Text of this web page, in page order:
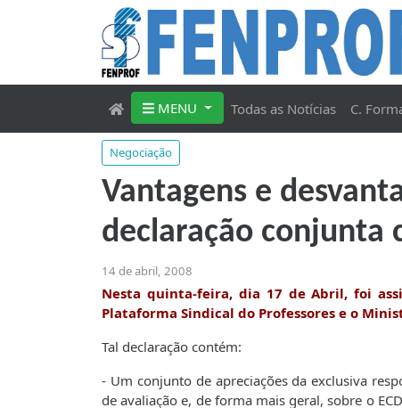
MENU Todas as Notícias C.
Negociação
Vantagens e
declaração conjunta
14 de abril, 2008
Nesta quinta-feira, dia 17 de Abril, foi
Plataforma Sindical do Professores e o
Tal declaração contém:
- Um conjunto de apreciações da exclusiva
de avaliação e, de forma mais geral, sobre o